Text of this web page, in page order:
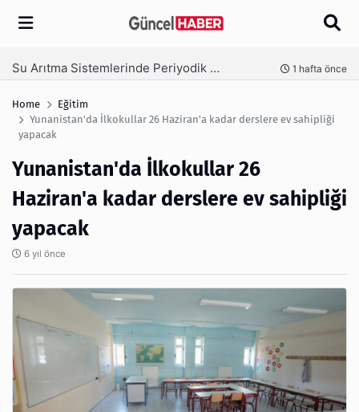
Arama
Ambalaj Süreçlerinde Yeni Nesil Verimliliği Olimpack ile Yakalayın 3 hafta önce
Home
Eğitim
Yunanistan'da İlkokullar 26 Haziran'a kadar derslere ev sahipliği
yapacak
Yunanistan'da İlkokullar 26
Haziran'a kadar derslere ev sahipliği
yapacak
6 yıl önce